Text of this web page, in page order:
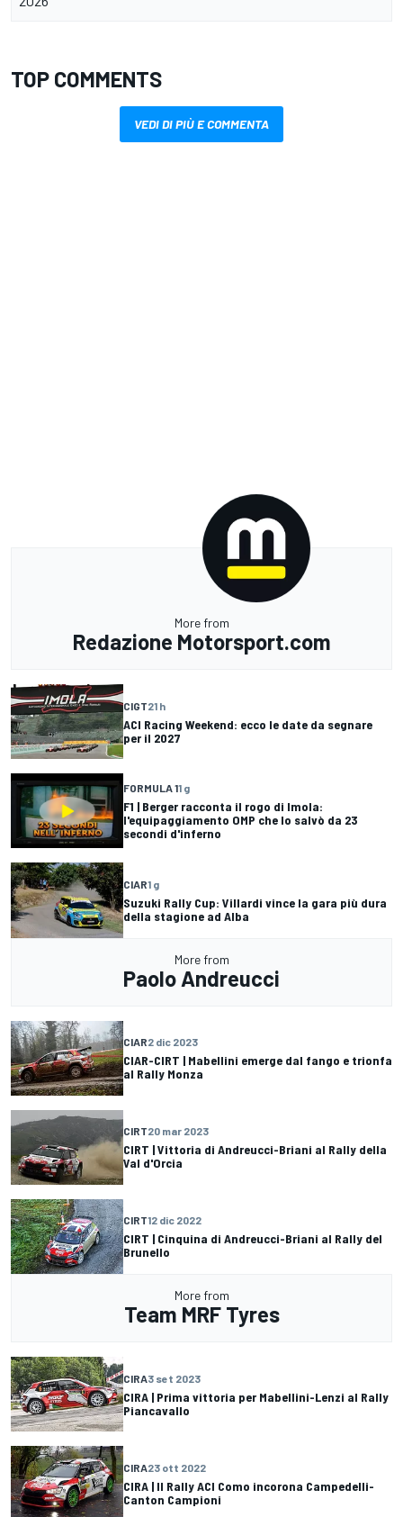
TOP COMMENTS
VEDI DI PIÙ E COMMENTA
More from
Redazione Motorsport.com
CIGT21 h
ACI Racing Weekend: ecco le date da segnare
per il 2027
FORMULA 11 g
F1 | Berger racconta il rogo di Imola:
l'equipaggiamento OMP che lo salvò da 23
secondi d'inferno
CIAR1 g
Suzuki Rally Cup: Villardi vince la gara più dura
della stagione ad Alba
More from
Paolo Andreucci
CIAR2 dic 2023
CIAR-CIRT | Mabellini emerge dal fango e trionfa
al Rally Monza
CIRT20 mar 2023
CIRT | Vittoria di Andreucci-Briani al Rally della
Val d'Orcia
CIRT12 dic 2022
CIRT | Cinquina di Andreucci-Briani al Rally del
Brunello
More from
Team MRF Tyres
CIRA3 set 2023
CIRA | Prima vittoria per Mabellini-Lenzi al Rally
Piancavallo
CIRA23 ott 2022
CIRA | Il Rally ACI Como incorona Campedelli-
Canton Campioni